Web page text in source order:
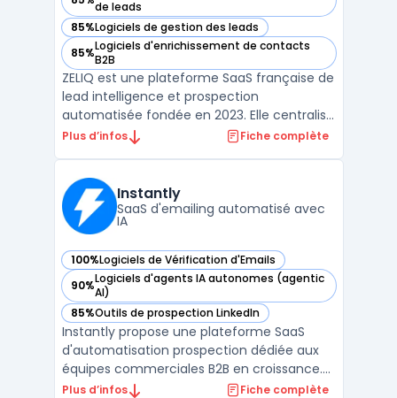
de leads
— voir Zeliq dans cette catégorie
85%Logiciels de gestion des leads
— voir Zeliq dans cette catégorie
85%Logiciels d'enrichissement de contacts
B2B
— voir Zeliq dans cette catégorie
ZELIQ est une plateforme SaaS française de
lead intelligence et prospection
automatisée fondée en 2023. Elle centralise
l'enrichissement de données B2B,
solution dispose de 450 millions de
contacts ...
Plus d’infos Fiche complète
Instantly
SaaS d'emailing automatisé avec
IA
100%Logiciels de Vérification d'Emails
— voir Instantly dans cette catégorie
90%Logiciels d'agents IA autonomes (agentic
AI)
— voir Instantly dans cette catégorie
85%Outils de prospection LinkedIn
— voir Instantly dans cette catégorie
Instantly propose une plateforme SaaS
d'automatisation prospection dédiée aux
équipes commerciales B2B en croissance.
La solution centralise l'email automation
Plus d’infos Fiche complète